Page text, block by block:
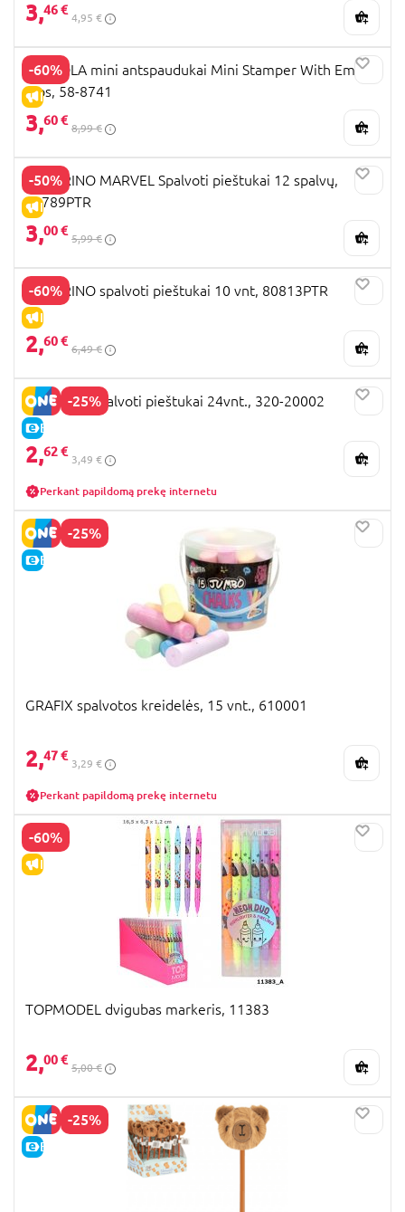
3,46 €
4,95 €
-60%
IŠPARDAVIMAS
CRAYOLA mini antspaudukai Mini Stamper With Emoji
Tips, 58-8741
3,60 €
8,99 €
-50%
IŠPARDAVIMAS
COLORINO MARVEL Spalvoti pieštukai 12 spalvų,
91789PTR
3,00 €
5,99 €
-60%
IŠPARDAVIMAS
COLORINO spalvoti pieštukai 10 vnt, 80813PTR
2,60 €
6,49 €
-25%
E-KAINA
PLAYDOH Spalvoti pieštukai 24vnt., 320-20002
2,62 €
3,49 €
Perkant papildomą prekę internetu
-25%
E-KAINA
GRAFIX spalvotos kreidelės, 15 vnt., 610001
2,47 €
3,29 €
Perkant papildomą prekę internetu
-60%
IŠPARDAVIMAS
TOPMODEL dvigubas markeris, 11383
2,00 €
5,00 €
-25%
E-KAINA